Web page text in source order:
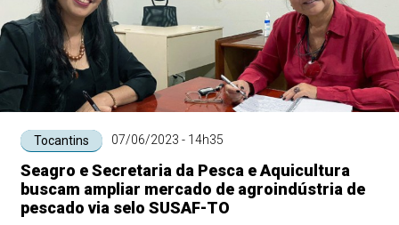
Tocantins 07/06/2023 - 14h35
Seagro e Secretaria da Pesca e Aquicultura
buscam ampliar mercado de agroindústria de
pescado via selo SUSAF-TO